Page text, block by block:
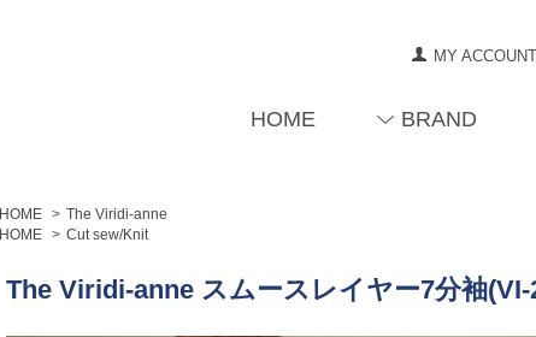
MY ACCOUNT
HOME BRAND
HOME > The Viridi-anne
HOME
> Cut sew/Knit
The Viridi-anne スムースレイヤー7分袖(VI-